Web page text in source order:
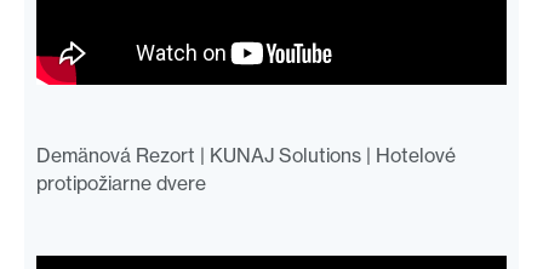
Demänová Rezort | KUNAJ Solutions | Hotelové
protipožiarne dvere